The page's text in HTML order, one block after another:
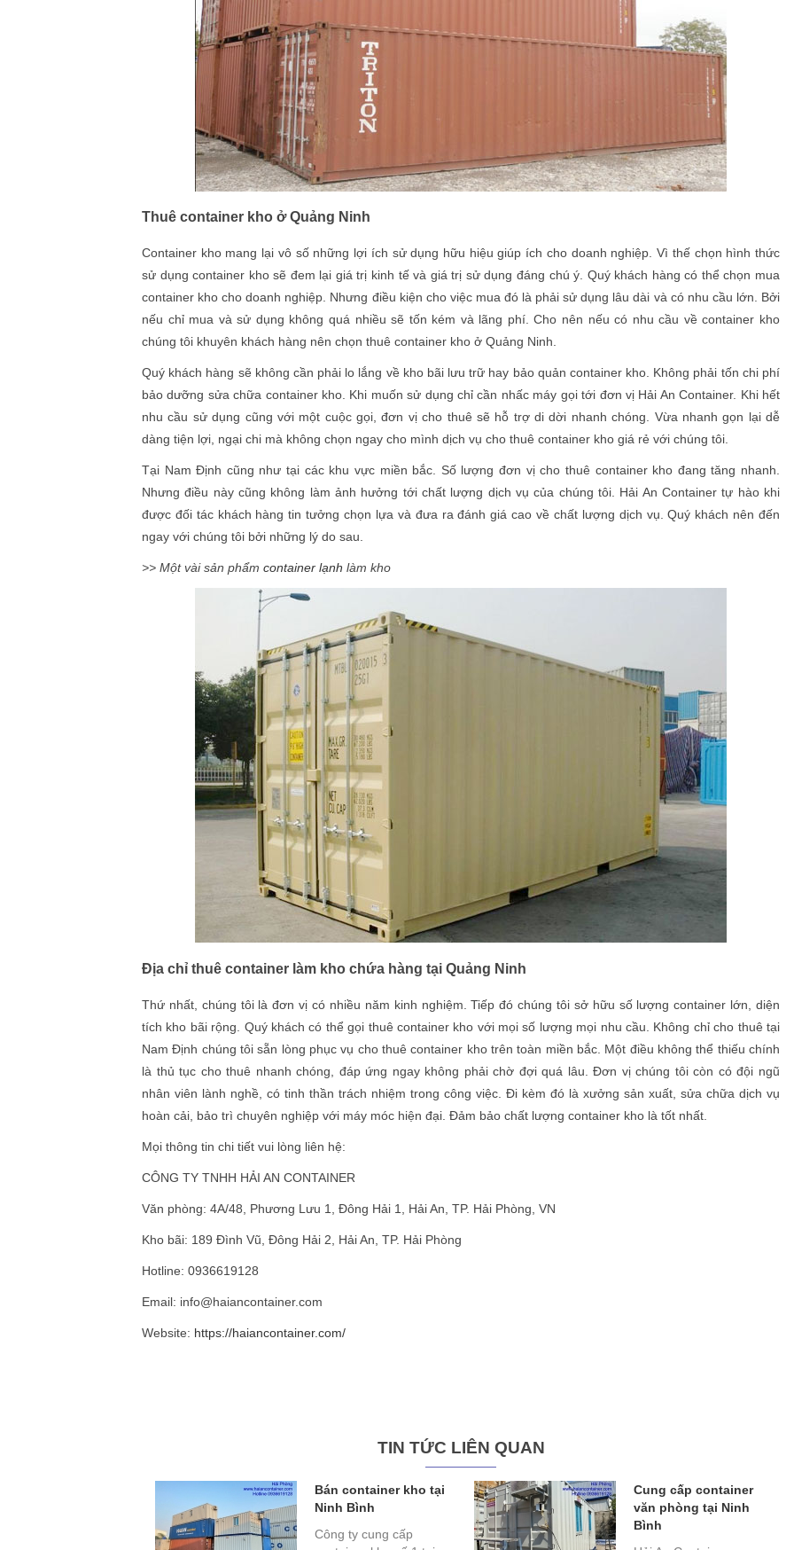
Thuê container kho ở Quảng Ninh
Container kho mang lại vô số những lợi ích sử dụng hữu hiệu giúp ích cho doanh nghiệp. Vì thế chọn hình thức
sử dụng container kho sẽ đem lại giá trị kinh tế và giá trị sử dụng đáng chú ý. Quý khách hàng có thể chọn mua
container kho cho doanh nghiệp. Nhưng điều kiện cho việc mua đó là phải sử dụng lâu dài và có nhu cầu lớn. Bởi
nếu chỉ mua và sử dụng không quá nhiều sẽ tốn kém và lãng phí. Cho nên nếu có nhu cầu về container kho
chúng tôi khuyên khách hàng nên chọn thuê container kho ở Quảng Ninh.
Quý khách hàng sẽ không cần phải lo lắng về kho bãi lưu trữ hay bảo quản container kho. Không phải tốn chi phí
bảo dưỡng sửa chữa container kho. Khi muốn sử dụng chỉ cần nhấc máy gọi tới đơn vị Hải An Container. Khi hết
nhu cầu sử dụng cũng với một cuộc gọi, đơn vị cho thuê sẽ hỗ trợ di dời nhanh chóng. Vừa nhanh gọn lại dễ
dàng tiện lợi, ngại chi mà không chọn ngay cho mình dịch vụ cho thuê container kho giá rẻ với chúng tôi.
Tại Nam Định cũng như tại các khu vực miền bắc. Số lượng đơn vị cho thuê container kho đang tăng nhanh.
Nhưng điều này cũng không làm ảnh hưởng tới chất lượng dịch vụ của chúng tôi. Hải An Container tự hào khi
được đối tác khách hàng tin tưởng chọn lựa và đưa ra đánh giá cao về chất lượng dịch vụ. Quý khách nên đến
ngay với chúng tôi bởi những lý do sau.
>> Một vài sản phẩm container lạnh làm kho
Địa chỉ thuê container làm kho chứa hàng tại Quảng Ninh
Thứ nhất, chúng tôi là đơn vị có nhiều năm kinh nghiệm. Tiếp đó chúng tôi sở hữu số lượng container lớn, diện
tích kho bãi rộng. Quý khách có thể gọi thuê container kho với mọi số lượng mọi nhu cầu. Không chỉ cho thuê tại
Nam Định chúng tôi sẵn lòng phục vụ cho thuê container kho trên toàn miền bắc. Một điều không thể thiếu chính
là thủ tục cho thuê nhanh chóng, đáp ứng ngay không phải chờ đợi quá lâu. Đơn vị chúng tôi còn có đội ngũ
nhân viên lành nghề, có tinh thần trách nhiệm trong công việc. Đi kèm đó là xưởng sản xuất, sửa chữa dịch vụ
hoàn cải, bảo trì chuyên nghiệp với máy móc hiện đại. Đảm bảo chất lượng container kho là tốt nhất.
Mọi thông tin chi tiết vui lòng liên hệ:
CÔNG TY TNHH HẢI AN CONTAINER
Văn phòng: 4A/48, Phương Lưu 1, Đông Hải 1, Hải An, TP. Hải Phòng, VN
Kho bãi: 189 Đình Vũ, Đông Hải 2, Hải An, TP. Hải Phòng
Hotline: 0936619128
Email: info@haiancontainer.com
Website: https://haiancontainer.com/
TIN TỨC LIÊN QUAN
Bán container kho tại
Ninh Bình
Công ty cung cấp
Cung cấp container
văn phòng tại Ninh
Bình